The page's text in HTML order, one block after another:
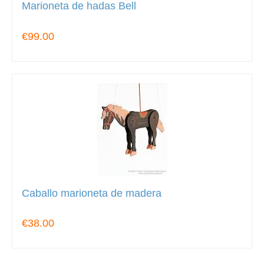
Marioneta de hadas Bell
€99.00
Caballo marioneta de madera
€38.00